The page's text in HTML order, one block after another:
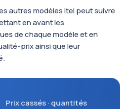
autres modèles itel peut suivre
en avant les
de chaque modèle et en
prix ainsi que leur
Prix cassés · quantités